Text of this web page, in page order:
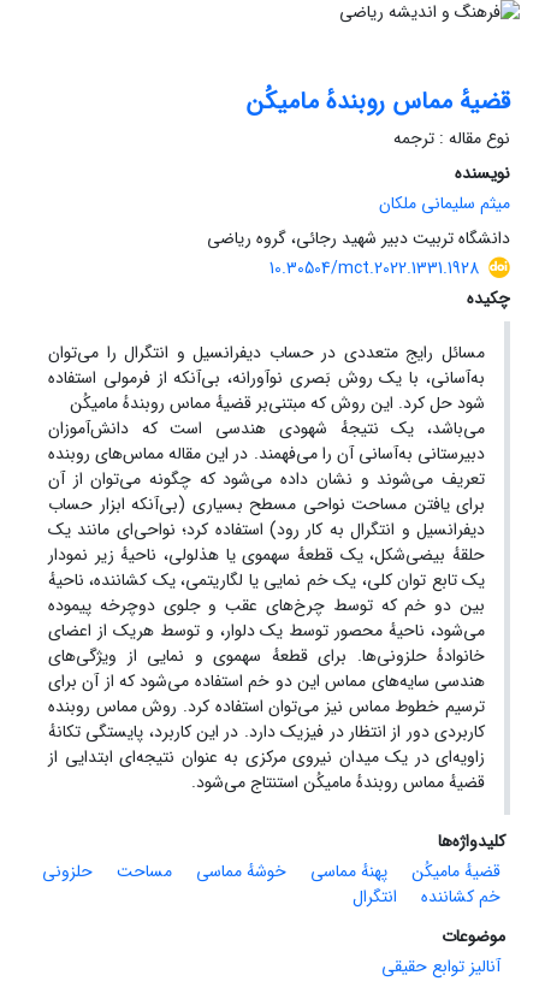
قضیهٔ مماس روبندهٔ مامیکُن
نوع مقاله : ترجمه
نویسنده
میثم سلیمانی ملکان
دانشگاه تربیت دبیر شهید رجائی، گروه ریاضی
10.30504/mct.2022.1331.1928
چکیده
مسائل رایج متعددی در حساب دیفرانسیل و انتگرال را می‌توان
به‌آسانی، با یک روش بَصری نوآورانه، بی‌آنکه از فرمولی استفاده
شود حل کرد. این روش که مبتنی‌بر قضیهٔ مماس روبندهٔ مامیکُن
می‌باشد، یک نتیجهٔ شهودی هندسی است که دانش‌آموزان
دبیرستانی به‌آسانی آن را می‌‌فهمند. در این مقاله مماس‌های روبنده
تعریف می‌شوند و نشان داده می‌شود که چگونه می‌توان از آن
برای یافتن مساحت نواحی مسطح بسیاری (بی‌آنکه ابزار حساب
دیفرانسیل و انتگرال به کار رود) استفاده کرد؛ نواحی‌ای مانند یک
حلقهٔ بیضی‌شکل، یک قطعهٔ سهموی یا هذلولی، ناحیهٔ زیر نمودار
یک تابع توان کلی، یک خم نمایی یا لگاریتمی، یک کشاننده، ناحیهٔ
بین دو خم که توسط چرخ‌های عقب و جلوی دوچرخه پیموده
می‌شود، ناحیهٔ محصور توسط یک دلوار، و توسط هر‌یک از اعضای
خانوادهٔ حلزونی‌ها. برای قطعهٔ سهموی و نمایی از ویژگی‌های
هندسی سایه‌های مماس این دو خم استفاده می‌شود که از آن برای
ترسیم خطوط مماس نیز می‌توان استفاده کرد. روش مماس روبنده
کاربردی دور از انتظار در فیزیک دارد. در این کاربرد، پایستگی تکانهٔ
زاویه‌ای در یک میدان نیروی مرکزی به عنوان نتیجه‌ای ابتدایی از
قضیهٔ مماس روبندهٔ مامیکُن استنتاج می‌شود.
کلیدواژه‌ها
قضیهٔ مامیکُن
پهنهٔ مماسی خوشهٔ مماسی مساحت
حلزونی
خم کشاننده
انتگرال
موضوعات
آنالیز توابع حقیقی